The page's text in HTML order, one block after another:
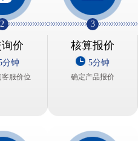
2
价
分钟
服价位
3
核算报价
5分钟
确定产品报价